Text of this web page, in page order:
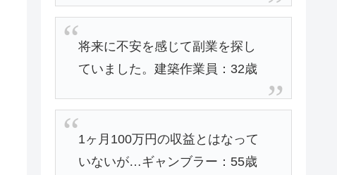
将来に不安を感じて副業を探し
ていました。建築作業員：32歳
1ヶ月100万円の収益とはなって
いないが…ギャンブラー：55歳